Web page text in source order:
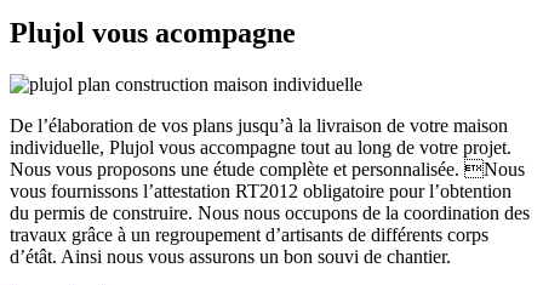
Plujol vous acompagne
De l’élaboration de vos plans jusqu’à la livraison de votre maison
individuelle, Plujol vous accompagne tout au long de votre projet.
Nous vous proposons une étude complète et personnalisée. Nous
vous fournissons l’attestation RT2012 obligatoire pour l’obtention
du permis de construire. Nous nous occupons de la coordination des
travaux grâce à un regroupement d’artisants de différents corps
d’étât. Ainsi nous vous assurons un bon souvi de chantier.